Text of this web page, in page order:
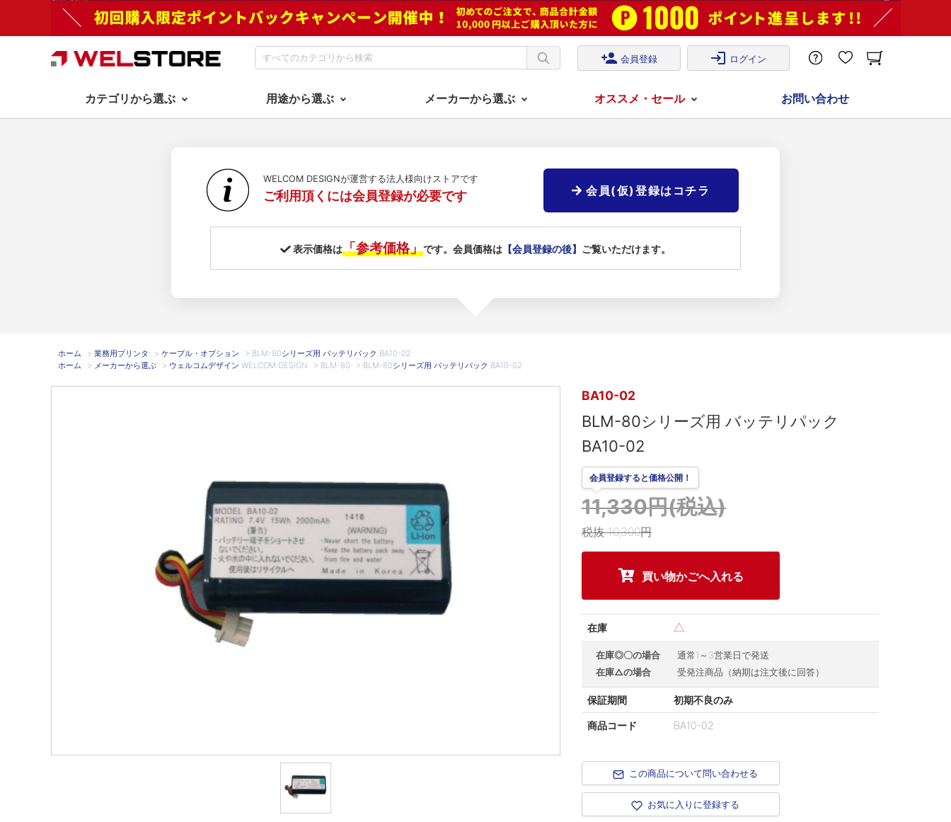
person_add 会員登録 login ログイン
カテゴリから選ぶ 用途から選ぶ メーカーから選ぶ オススメ・セール お問い合わせ
WELCOM DESIGNが運営する法人様向けストアです
ご利用頂くには会員登録が必要です 会員(仮)登録はコチラ
表示価格は「参考価格」です。会員価格は【会員登録の後】 ご覧いただけます。
ホーム > 業務用プリンタ > ケーブル・オプション > BLM-80シリーズ用 バッテリパック BA10-02
ホーム
> メーカーから選ぶ > ウェルコムデザイン WELCOM DESIGN > BLM-80 > BLM-80シリーズ用 バッテリパック BA10-02
BA10-02
BLM-80シリーズ用 バッテリパック
BA10-02
11,330円(税込)
会員登録すると価格公開！
税抜 10,300円
商品コード BA10-02
在庫◎〇の場合
通常1～3営業日で発送
在庫△の場合
受発注商品（納期は注文後に回答）
保証期間 初期不良のみ
在庫 △
買い物かごへ入れる
この商品について問い合わせる
お気に入りに登録する